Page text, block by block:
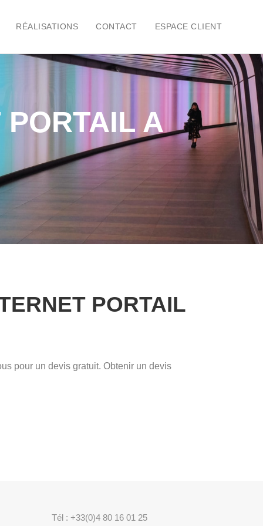
RÉALISATIONS CONTACT ESPACE CLIENT
PORTAIL A
PORTAIL
pour un devis gratuit. Obtenir un devis
Tél : +33(0)4 80 16 01 25